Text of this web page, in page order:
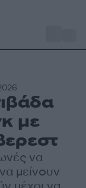
με
να
μείνουν